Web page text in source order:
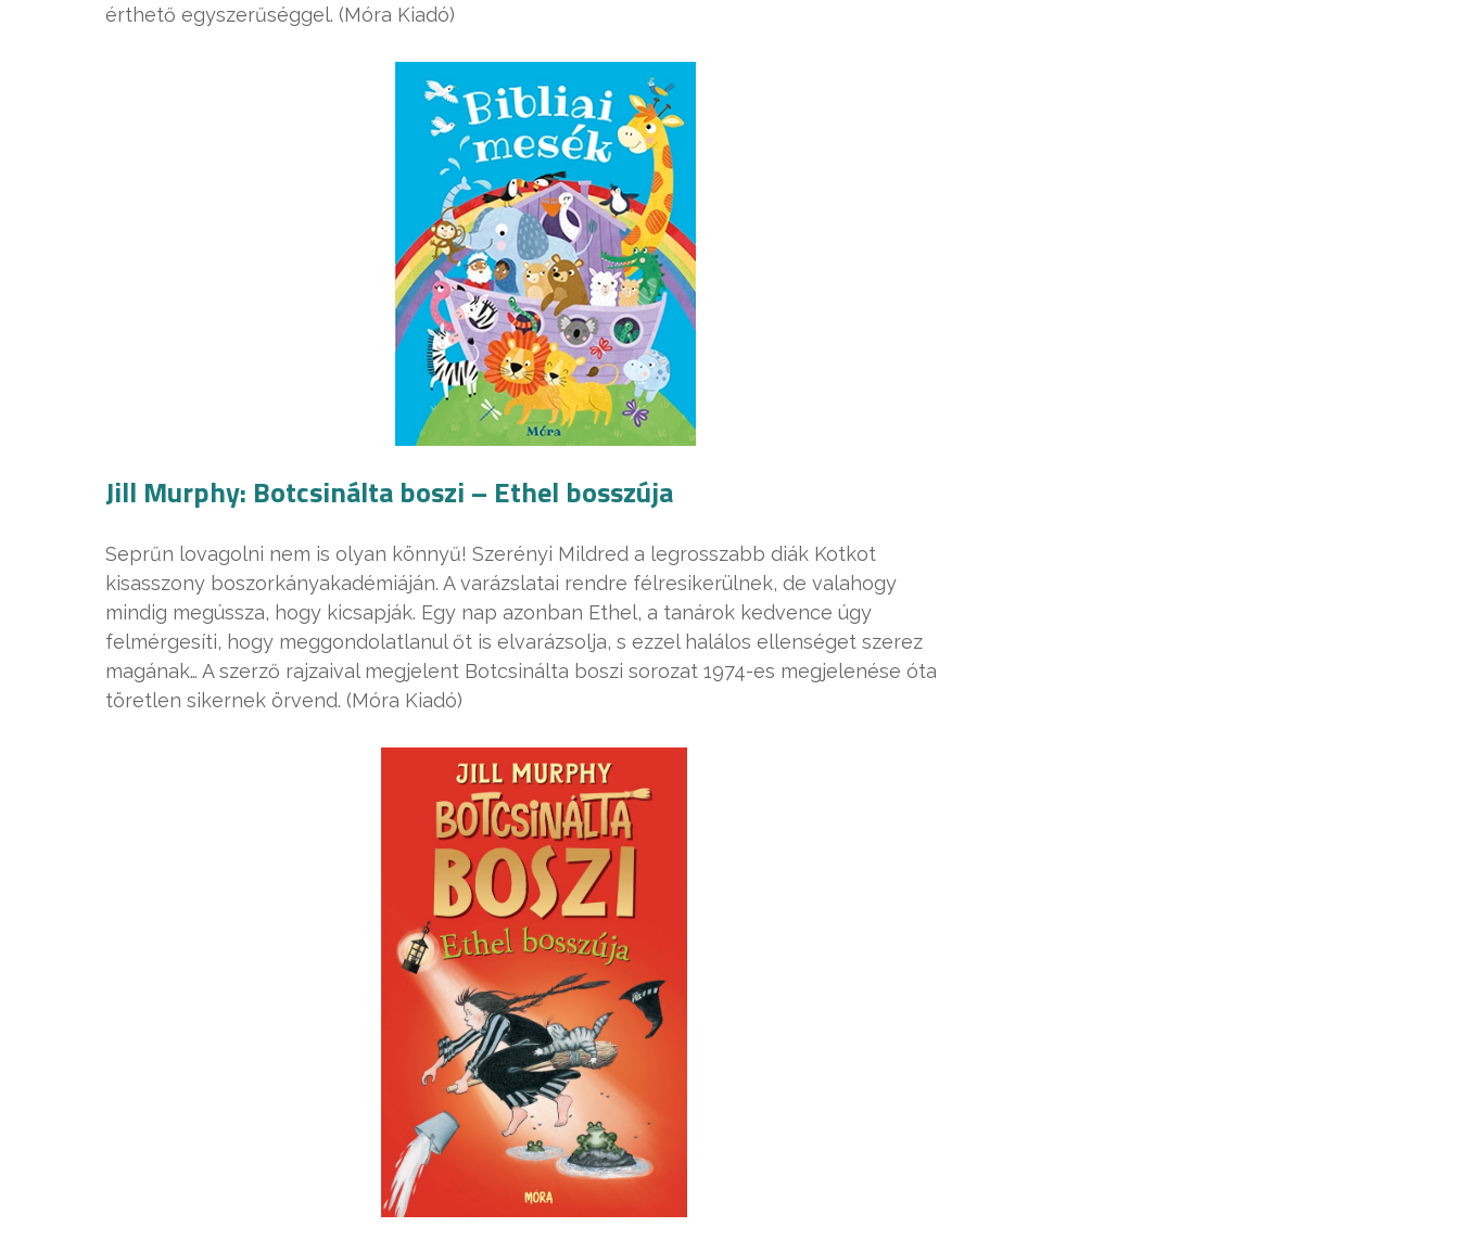
érthető egyszerűséggel. (Móra Kiadó)
Jill Murphy: Botcsinálta boszi – Ethel bosszúja
Seprűn lovagolni nem is olyan könnyű! Szerényi Mildred a legrosszabb diák Kotkot
kisasszony boszorkányakadémiáján. A varázslatai rendre félresikerülnek, de valahogy
mindig megússza, hogy kicsapják. Egy nap azonban Ethel, a tanárok kedvence úgy
felmérgesíti, hogy meggondolatlanul őt is elvarázsolja, s ezzel halálos ellenséget szerez
magának… A szerző rajzaival megjelent Botcsinálta boszi sorozat 1974-es megjelenése óta
töretlen sikernek örvend. (Móra Kiadó)